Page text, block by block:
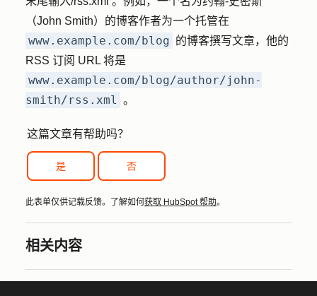
（John Smith）的博客作者为一个托管在
www.example.com/blog 的博客撰写文章，他的
RSS 订阅 URL 将是
www.example.com/blog/author/john-
smith/rss.xml 。
这篇文章有帮助吗？
是 否
此表单仅供记载反馈。了解如何 获取 HubSpot 帮助。
相关内容